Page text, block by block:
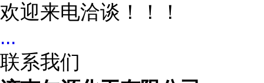
欢迎来电洽谈！！！
...
联系我们